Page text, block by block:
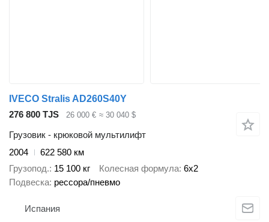
IVECO Stralis AD260S40Y
276 800 TJS
26 000 € ≈ 30 040 $
Грузовик - крюковой мультилифт
2004
622 580 км
Грузопод. 15 100 кг Колесная формула 6x2
Подвеска рессора/пневмо
Испания